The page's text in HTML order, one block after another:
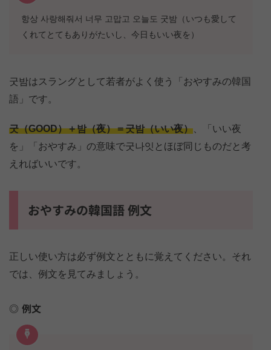
항상 사랑해줘서 너무 고맙고 오늘도 굿밤（いつも愛して
くれてとてもありがたいし、今日もいい夜を）
굿밤はスラングとして若者がよく使う「おやすみの韓国
語」です。
굿（GOOD）＋밤（夜）＝굿밤（いい夜） 、「いい夜
を」「おやすみ」の意味で굿나잇とほぼ同じものだと考
えればいいです。
おやすみの韓国語 例文
正しい使い方は必ず例文とともに覚えてください。それ
では、例文を見てみましょう。
例文